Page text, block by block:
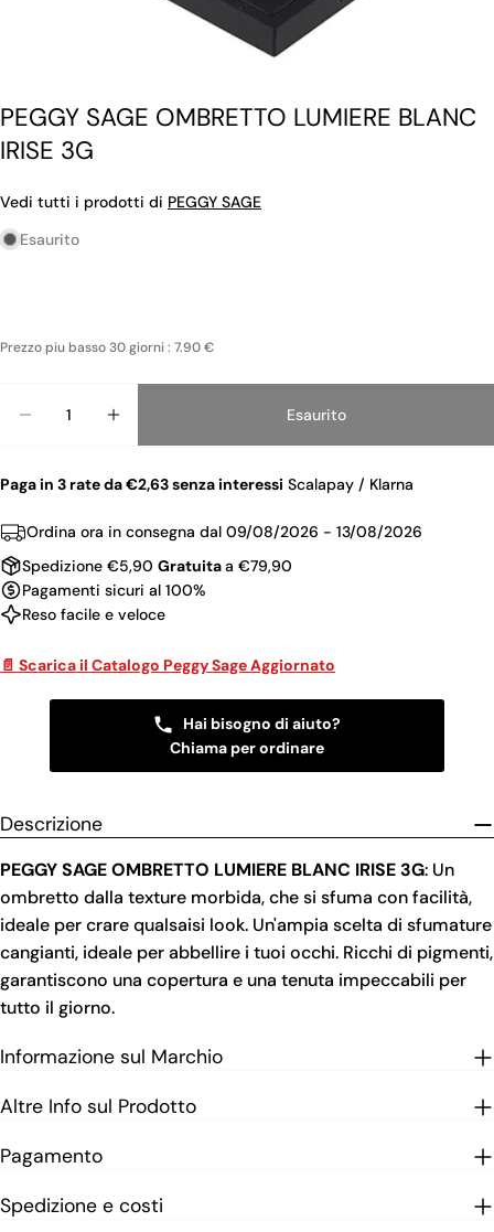
PEGGY SAGE OMBRETTO LUMIERE BLANC
IRISE 3G
Vedi tutti i prodotti di PEGGY SAGE
Esaurito
Prezzo piu basso 30 giorni : 7.90 €
Esaurito
Paga in 3 rate da €2,63 senza interessi Scalapay / Klarna
Ordina ora in consegna dal 09/08/2026 - 13/08/2026
Spedizione €5,90 Gratuitaa €79,90
Pagamenti sicuri al 100%
Reso facile e veloce
📄 Scarica il Catalogo Peggy Sage Aggiornato
Hai bisogno di aiuto?
Chiama per ordinare
Descrizione
PEGGY SAGE OMBRETTO LUMIERE BLANC IRISE 3G: Un
ombretto dalla texture morbida, che si sfuma con facilità,
ideale per crare qualsaisi look. Un'ampia scelta di sfumature
cangianti, ideale per abbellire i tuoi occhi. Ricchi di pigmenti,
garantiscono una copertura e una tenuta impeccabili per
tutto il giorno.
Informazione sul Marchio
Altre Info sul Prodotto
Pagamento
Spedizione e costi